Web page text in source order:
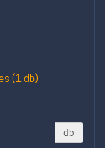
(1 db)
db